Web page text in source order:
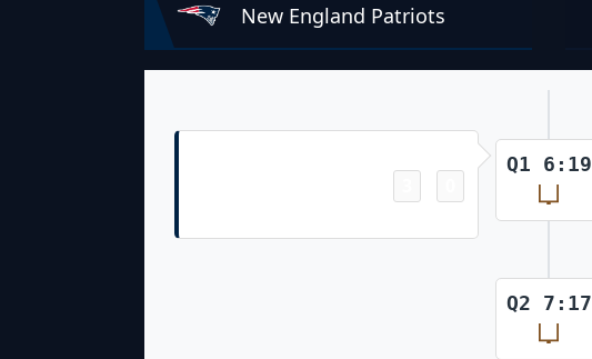
New England Patriots
Q1 6:19
Q2 7:17